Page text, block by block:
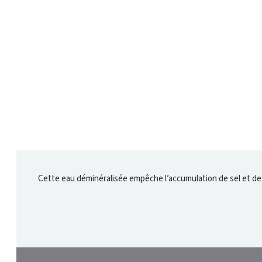
Cette eau déminéralisée empêche l’accumulation de sel et